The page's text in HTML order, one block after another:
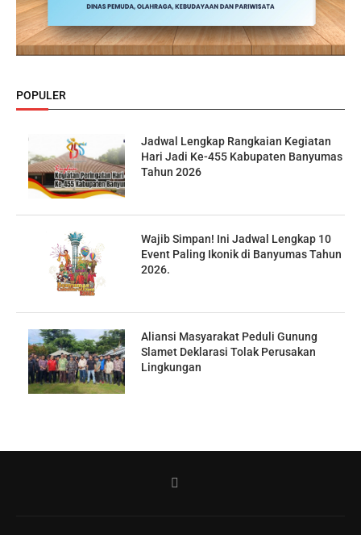
POPULER
Jadwal Lengkap Rangkaian Kegiatan
Hari Jadi Ke-455 Kabupaten Banyumas
Tahun 2026
Wajib Simpan! Ini Jadwal Lengkap 10
Event Paling Ikonik di Banyumas Tahun
2026.
Aliansi Masyarakat Peduli Gunung
Slamet Deklarasi Tolak Perusakan
Lingkungan